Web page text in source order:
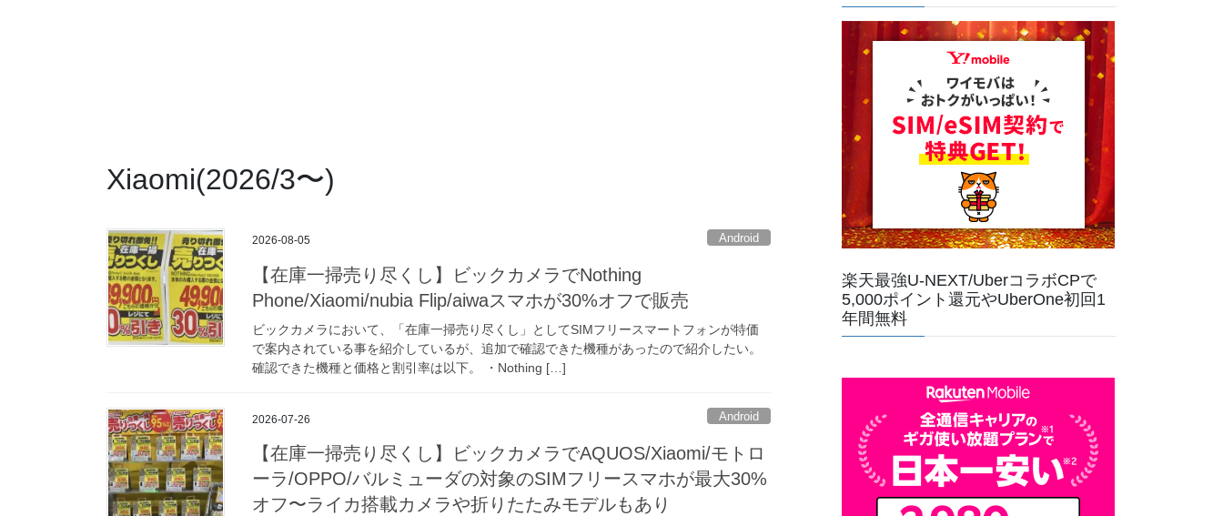
Xiaomi(2026/3〜)
2026-08-05 Android
【在庫一掃売り尽くし】ビックカメラでNothing
Phone/Xiaomi/nubia Flip/aiwaスマホが30%オフで販売
ビックカメラにおいて、「在庫一掃売り尽くし」としてSIMフリースマートフォンが特価
で案内されている事を紹介しているが、追加で確認できた機種があったので紹介したい。
確認できた機種と価格と割引率は以下。 ・Nothing […]
2026-07-26 Android
【在庫一掃売り尽くし】ビックカメラでAQUOS/Xiaomi/モトロ
ーラ/OPPO/バルミューダの対象のSIMフリースマホが最大30%
オフ〜ライカ搭載カメラや折りたたみモデルもあり
楽天最強U-NEXT/UberコラボCPで
5,000ポイント還元やUberOne初回1
年間無料